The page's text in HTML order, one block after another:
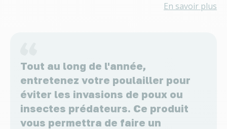
En savoir plus
Tout au long de l'année,
entretenez votre poulailler pour
éviter les invasions de poux ou
insectes prédateurs. Ce produit
vous permettra de faire un